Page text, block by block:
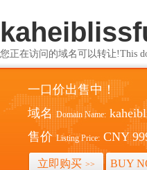
您正在访问的域名可以转让!This
一口价出售中！
域名 Domain Name:
售价 Listing Price: CNY
立即购买 >> BUY